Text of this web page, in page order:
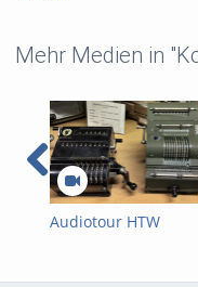
Mehr Medien in
Audiotour HTW
Rechenmaschinen